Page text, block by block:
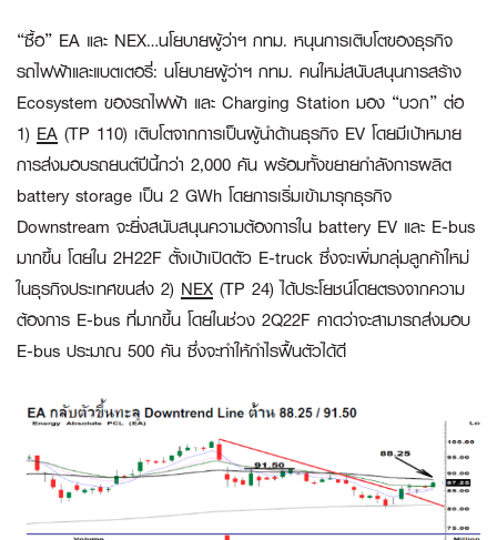
“ซื้อ” EA และ NEX…นโยบายผู้ว่าฯ กทม. หนุนการเติบโตของธุรกิจ
รถไฟฟ้าและแบตเตอรี่: นโยบายผู้ว่าฯ กทม. คนใหม่สนับสนุนการสร้าง
Ecosystem ของรถไฟฟ้า และ Charging Station มอง “บวก” ต่อ
1) EA (TP 110) เติบโตจากการเป็นผู้นำด้านธุรกิจ EV โดยมีเป้าหมาย
การส่งมอบรถยนต์ปีนี้กว่า 2,000 คัน พร้อมทั้งขยายกำลังการผลิต
battery storage เป็น 2 GWh โดยการเริ่มเข้ามารุกธุรกิจ
Downstream จะยิ่งสนับสนุนความต้องการใน battery EV และ E-bus
มากขึ้น โดยใน 2H22F ตั้งเป้าเปิดตัว E-truck ซึ่งจะเพิ่มกลุ่มลูกค้าใหม่
ในธุรกิจประเทศขนส่ง 2) NEX (TP 24) ได้ประโยชน์โดยตรงจากความ
ต้องการ E-bus ที่มากขึ้น โดยในช่วง 2Q22F คาดว่าจะสามารถส่งมอบ
E-bus ประมาณ 500 คัน ซึ่งจะทำให้กำไรฟื้นตัวได้ดี